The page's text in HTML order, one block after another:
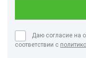
Даю согласие на
соответствии с